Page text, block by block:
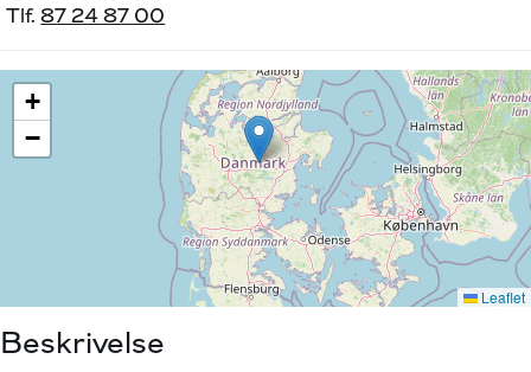
Tlf.87 24 87 00
Beskrivelse